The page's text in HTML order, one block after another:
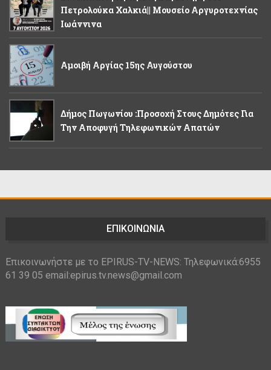
Πετρολούκα Χαλκιά|| Μουσείο Αργυροτεχνίας
Ιωάννινα
Αμοιβή Αργίας 15ης Αυγούστου
Δήμος Πωγωνίου :Προσοχή Στους Δημότες Για
Την Αποφυγή Τηλεφωνικών Απατών
ΕΠΙΚΟΙΝΩΝΙΑ
Επικοινωνήστε με το EPIRUS-TV-NEWS: Τηλεφωνικά:6955
61 39 05 email:epirus.tv.news@gmail.com